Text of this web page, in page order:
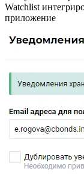
Настройка
почту и в телеграм
Watchlist